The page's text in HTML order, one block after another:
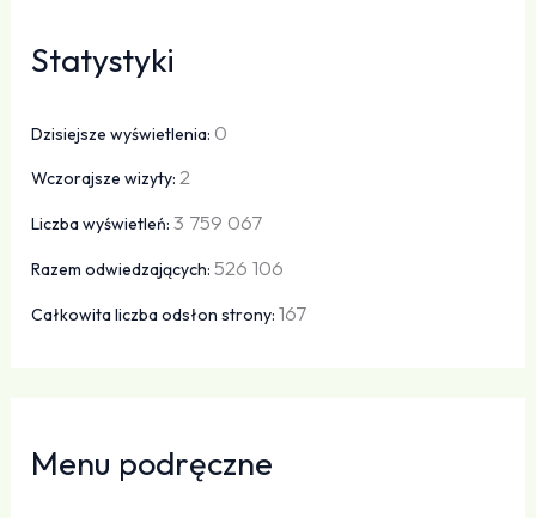
Statystyki
Dzisiejsze wyświetlenia: 0
Wczorajsze wizyty:2
Liczba wyświetleń:3 759 067
Razem odwiedzających:526 106
Całkowita liczba odsłon strony:167
Menu podręczne